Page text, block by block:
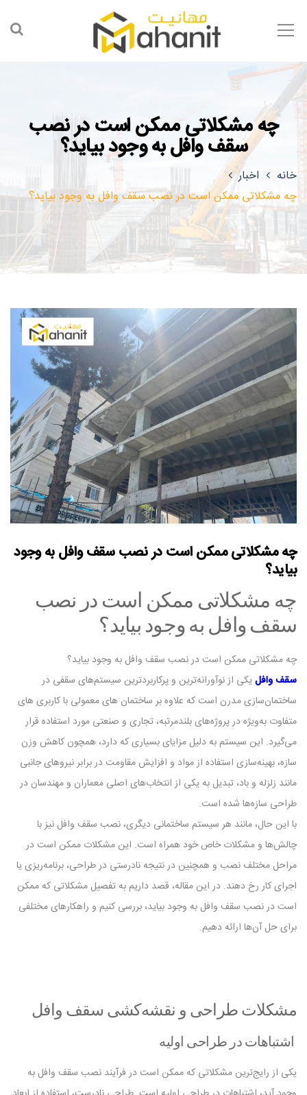
چه مشکلاتی ممکن است در نصب
سقف وافل به وجود بیاید؟
خانه
اخبار
چه مشکلاتی ممکن است در نصب سقف وافل به وجود بیاید؟
چه مشکلاتی ممکن است در نصب سقف وافل به وجود
بیاید؟
چه مشکلاتی ممکن است در نصب
سقف وافل به وجود بیاید؟
چه مشکلاتی ممکن است در نصب سقف وافل به وجود بیاید؟
سقف وافل یکی از نوآورانه‌ترین و پرکاربردترین سیستم‌های سقفی در
ساختمان‌سازی مدرن است که علاوه بر ساختمان های معمولی با کاربری های
متفاوت به‌ویژه در پروژه‌های بلندمرتبه، تجاری و صنعتی مورد استفاده قرار
می‌گیرد. این سیستم به دلیل مزایای بسیاری که دارد، همچون کاهش وزن
سازه، بهینه‌سازی استفاده از مواد و افزایش مقاومت در برابر نیروهای جانبی
مانند زلزله و باد، تبدیل به یکی از انتخاب‌های اصلی معماران و مهندسان در
طراحی سازه‌ها شده است.
با این حال، مانند هر سیستم ساختمانی دیگری، نصب سقف وافل نیز با
چالش‌ها و مشکلات خاص خود همراه است. این مشکلات ممکن است در
مراحل مختلف نصب و همچنین در نتیجه نادرستی در طراحی، برنامه‌ریزی یا
اجرای کار رخ دهند. در این مقاله، قصد داریم به تفصیل مشکلاتی که ممکن
است در نصب سقف وافل به وجود بیاید، بررسی کنیم و راهکارهای مختلفی
برای حل آن‌ها ارائه دهیم.
مشکلات طراحی و نقشه‌کشی سقف وافل
اشتباهات در طراحی اولیه
یکی از رایج‌ترین مشکلاتی که ممکن است در فرآیند نصب سقف وافل به